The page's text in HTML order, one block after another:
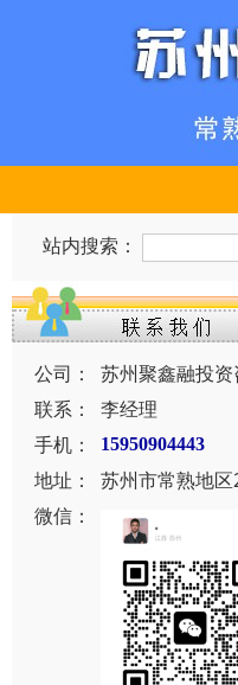
站内搜索：
公司：
苏州聚鑫融投
联系：
李经理
手机：
15950904443
地址：
苏州市常熟地
微信：